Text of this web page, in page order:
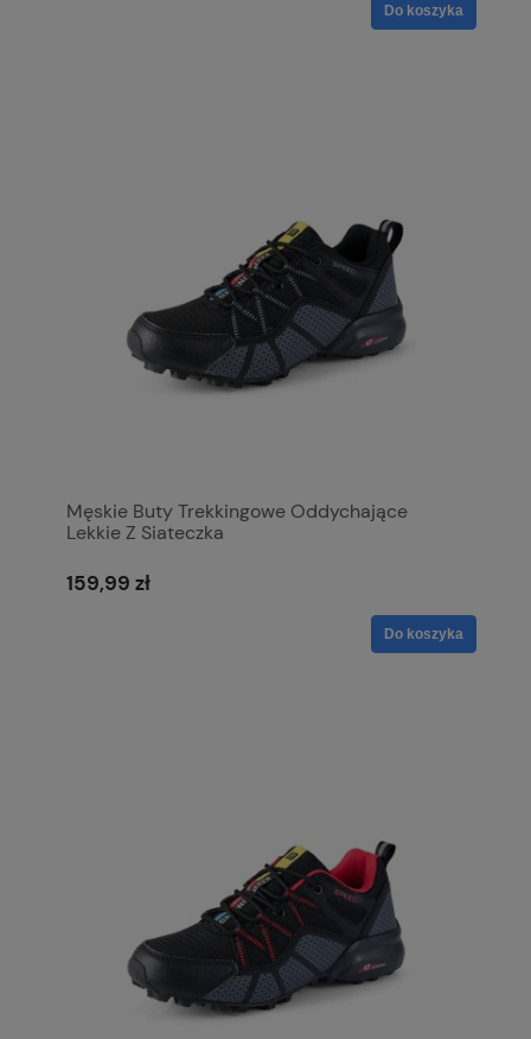
Do koszyka
Męskie Buty Trekkingowe Oddychające
Lekkie Z Siateczka
159,99 zł
Do koszyka